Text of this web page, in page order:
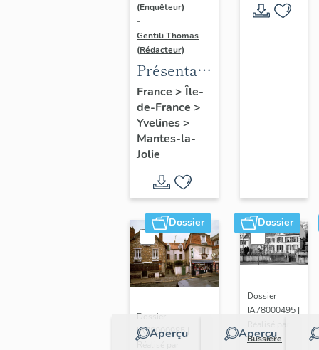
(Enquêteur)
-
Gentili Thomas
(Rédacteur)
Présentation
de l'étude
France > Île-
de-France >
Yvelines>
Mantes-la-
Jolie
Dossier
Aperçu
Dossier
IA78000985 |
Dossier
Aperçu
Dossier
IA78000495 |
Bussière